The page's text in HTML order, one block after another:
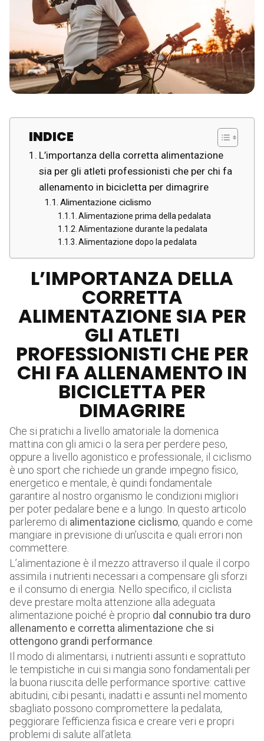
INDICE
L’importanza della corretta alimentazione
sia per gli atleti professionisti che per chi fa
allenamento in bicicletta per dimagrire
Alimentazione ciclismo
Alimentazione prima della pedalata
Alimentazione durante la pedalata
Alimentazione dopo la pedalata
L’IMPORTANZA DELLA
CORRETTA
ALIMENTAZIONE SIA PER
GLI ATLETI
PROFESSIONISTI CHE PER
CHI FA ALLENAMENTO IN
BICICLETTA PER
DIMAGRIRE
Che si pratichi a livello amatoriale la domenica
mattina con gli amici o la sera per perdere peso,
oppure a livello agonistico e professionale, il ciclismo
è uno sport che richiede un grande impegno fisico,
energetico e mentale, è quindi fondamentale
garantire al nostro organismo le condizioni migliori
per poter pedalare bene e a lungo. In questo articolo
parleremo di alimentazione ciclismo, quando e come
mangiare in previsione di un’uscita e quali errori non
commettere.
L’alimentazione è il mezzo attraverso il quale il corpo
assimila i nutrienti necessari a compensare gli sforzi
e il consumo di energia. Nello specifico, il ciclista
deve prestare molta attenzione alla adeguata
alimentazione poiché è proprio dal connubio tra duro
allenamento e corretta alimentazione che si
ottengono grandi performance
Il modo di alimentarsi, i nutrienti assunti e soprattuto
le tempistiche in cui si mangia sono fondamentali per
la buona riuscita delle performance sportive: cattive
abitudini, cibi pesanti, inadatti e assunti nel momento
sbagliato possono compromettere la pedalata,
peggiorare l’efficienza fisica e creare veri e propri
problemi di salute all’atleta.